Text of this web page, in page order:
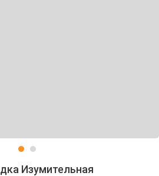
Изумительная